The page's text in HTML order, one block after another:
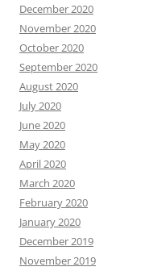
December 2020
November 2020
October 2020
September 2020
August 2020
July 2020
June 2020
May 2020
April 2020
March 2020
February 2020
January 2020
December 2019
November 2019